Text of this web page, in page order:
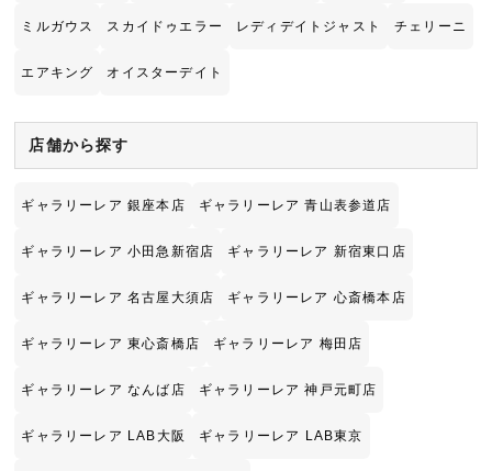
ミルガウス スカイドゥエラー レディデイトジャスト チェリーニ
エアキング オイスターデイト
店舗から探す
ギャラリーレア 銀座本店 ギャラリーレア 青山表参道店
ギャラリーレア 小田急新宿店 ギャラリーレア 新宿東口店
ギャラリーレア 名古屋大須店 ギャラリーレア 心斎橋本店
ギャラリーレア 東心斎橋店 ギャラリーレア 梅田店
ギャラリーレア なんば店 ギャラリーレア 神戸元町店
ギャラリーレア LAB大阪 ギャラリーレア LAB東京